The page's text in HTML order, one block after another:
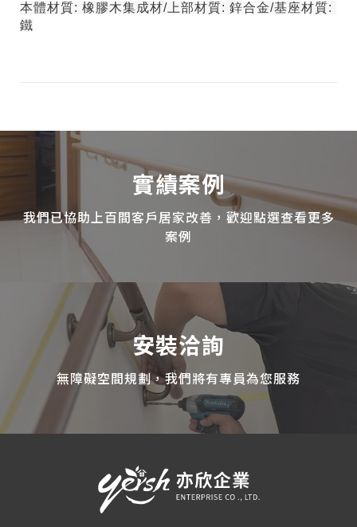
本體材質: 橡膠木集成材/上部材質: 鋅合金/基座材質:
鐵
實績案例
我們已協助上百間客戶居家改善，歡迎點選查看更多
案例
安裝洽詢
無障礙空間規劃，我們將有專員為您服務